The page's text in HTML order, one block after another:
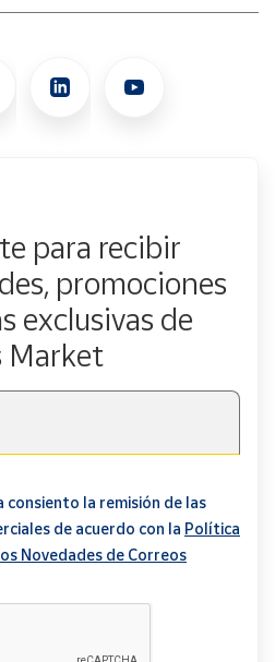
para recibir
promociones
exclusivas de
Market
consiento la remisión de las
de acuerdo con la Política
Novedades de Correos